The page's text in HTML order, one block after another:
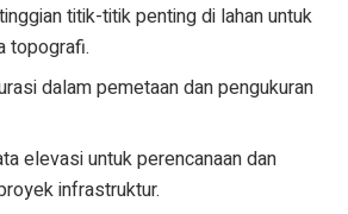
titik-titik penting di lahan untuk
topografi.
dalam pemetaan dan pengukuran
elevasi untuk perencanaan dan
infrastruktur.